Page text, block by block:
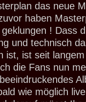
das neue
haben
geklungen ! Dass
und technisch
ist, ist seit
die Fans nun
wie möglich